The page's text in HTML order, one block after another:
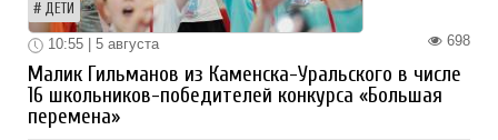
ДЕТИ
698
10:55 | 5 августа
Малик Гильманов из Каменска-Уральского в числе
16 школьников-победителей конкурса «Большая
перемена»